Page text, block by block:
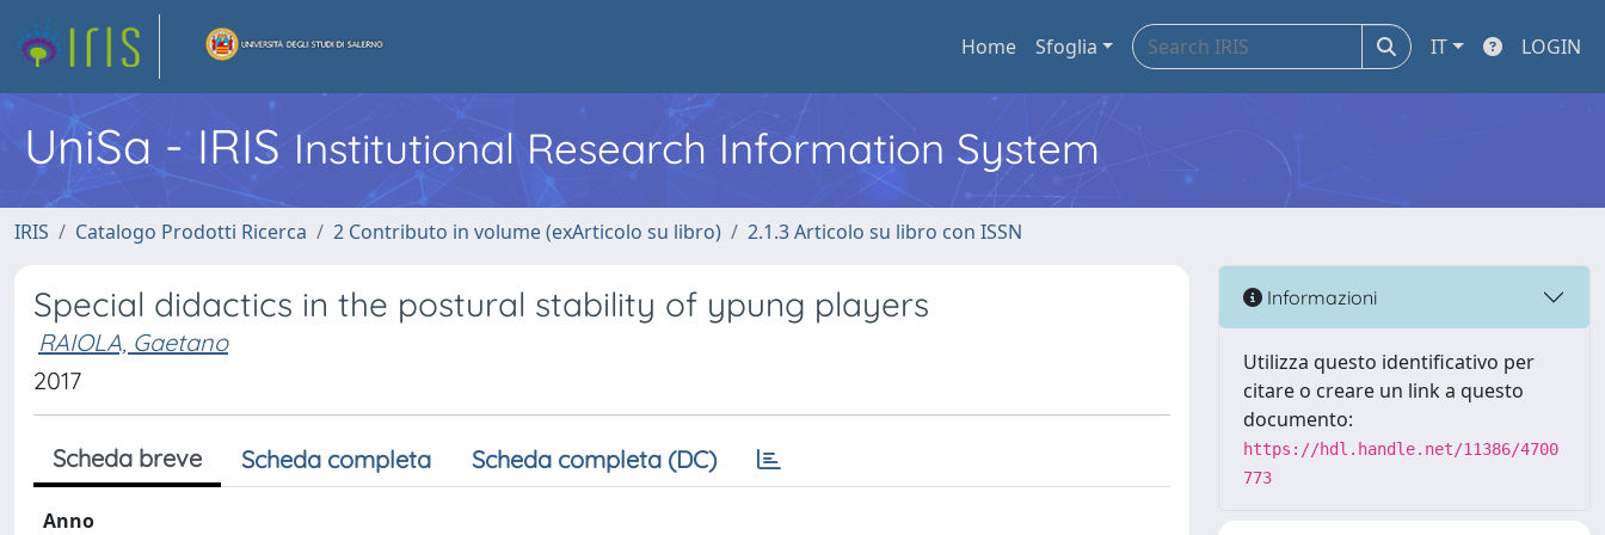
Home Sfoglia IT LOGIN
UniSa - IRIS Institutional Research Information System
IRIS Catalogo Prodotti Ricerca 2 Contributo in volume (exArticolo su libro) 2.1.3 Articolo su libro con ISSN
Special didactics in the postural stability of ypung players
RAIOLA, Gaetano
2017
Scheda breve Scheda completa Scheda completa (DC)
Anno
Informazioni
Utilizza questo identificativo per
citare o creare un link a questo
documento:
https://hdl.handle.net/11386/4700
773